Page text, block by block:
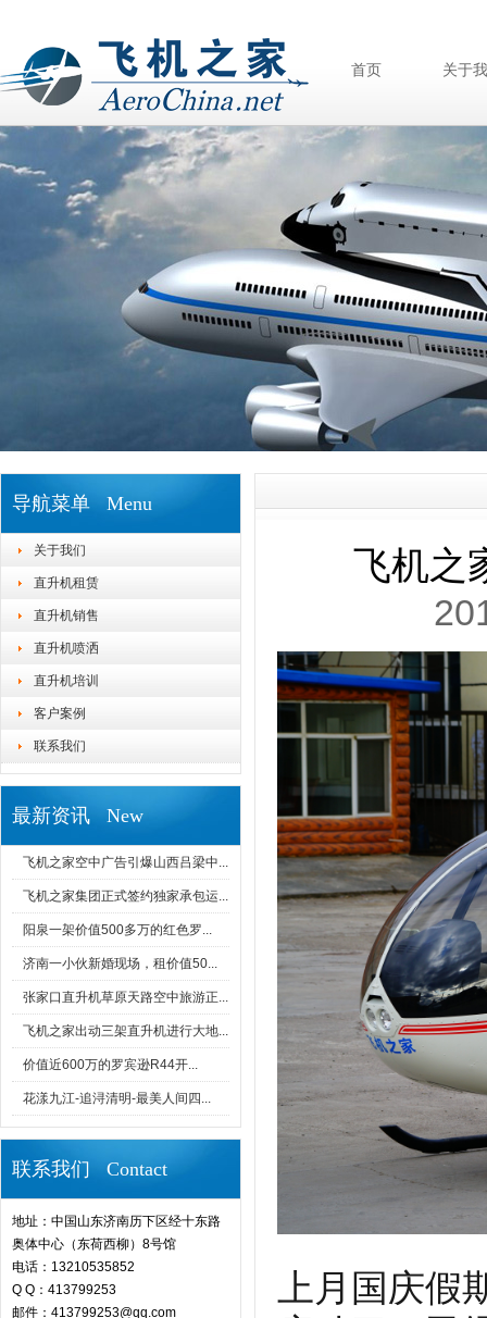
首页 关于
导航菜单 Menu
关于我们
直升机租赁
直升机销售
直升机喷洒
直升机培训
客户案例
联系我们
最新资讯 New
飞机之家空中广告引爆山西吕梁中...
飞机之家集团正式签约独家承包运...
阳泉一架价值500多万的红色罗...
济南一小伙新婚现场，租价值50...
张家口直升机草原天路空中旅游正...
飞机之家出动三架直升机进行大地...
价值近600万的罗宾逊R44开...
花漾九江-追浔清明-最美人间四...
联系我们 Contact
地址：中国山东济南历下区经十东路
奥体中心（东荷西柳）8号馆
电话：13210535852
Q Q：413799253
邮件：413799253@qq.com
飞机之
上月国庆